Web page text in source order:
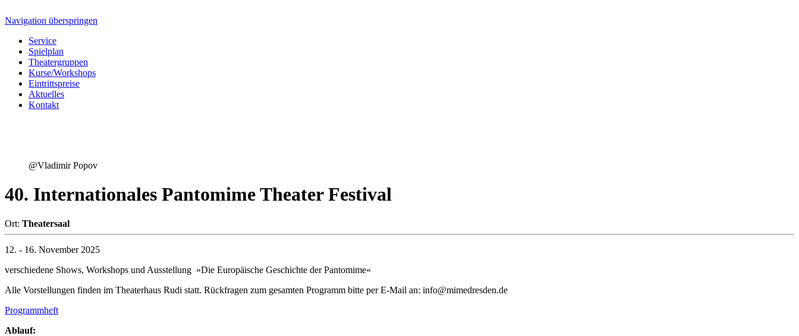
Navigation überspringen
Service
Spielplan
Theatergruppen
Kurse/Workshops
Eintrittspreise
Aktuelles
Kontakt
@Vladimir Popov
40. Internationales Pantomime Theater Festival
Ort: Theatersaal
12. - 16. November 2025
verschiedene Shows, Workshops und Ausstellung »Die Europäische Geschichte der Pantomime«
Alle Vorstellungen finden im Theaterhaus Rudi statt. Rückfragen zum gesamten Programm bitte per E-Mail an: info@mimedresden.de
Programmheft
Ablauf: